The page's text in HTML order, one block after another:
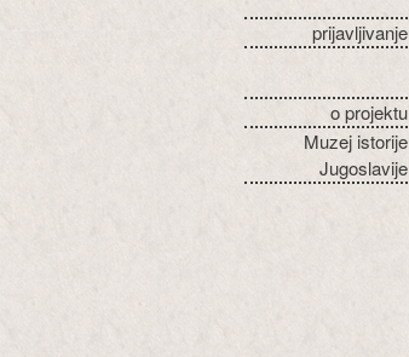
prijavljivanje
o projektu
Muzej istorije
Jugoslavije